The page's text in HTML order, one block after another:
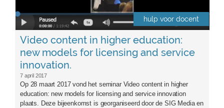
hulp voor docent
Video content in higher education:
new models for licensing and service
innovation.
7 april 2017
Op 28 maart 2017 vond het seminar Video content in higher
education: new models for licensing and service innovation
plaats. Deze bijeenkomst is georganiseerd door de SIG Media en